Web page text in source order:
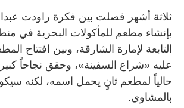
ثلاثة أشهر فصلت بين فكرة راودت
بإنشاء مطعم للمأكولات البحرية في
التابعة لإمارة الشارقة، وبين افتتاح
عليه «شراع السفينة»، وحقق نجاحاً
حالياً لمطعم ثانٍ يحمل اسمه، لكنه
بالمشاوي.